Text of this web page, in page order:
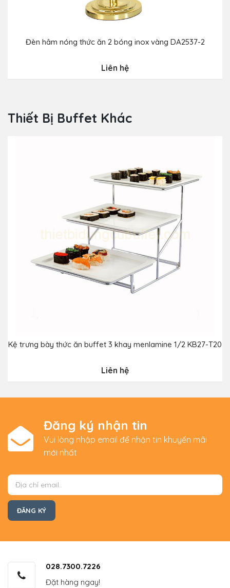
Đèn hâm nóng thức ăn 2 bóng inox vàng DA2537-2
Liên hệ
Thiết Bị Buffet Khác
Kệ trưng bày thức ăn buffet 3 khay menlamine 1/2 KB27-T20
Liên hệ
Đăng ký nhận tin
Vui lòng nhập email để nhận tin khuyến mãi
mới nhất
028.7300.7226
Đặt hàng ngay!